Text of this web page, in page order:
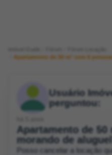
Apartamento de 50 m² com 6
Usuário
perguntou:
Apartamento de 50
morando de
Posso cancelar a locação